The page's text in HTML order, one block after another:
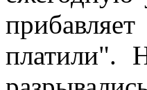
платили".